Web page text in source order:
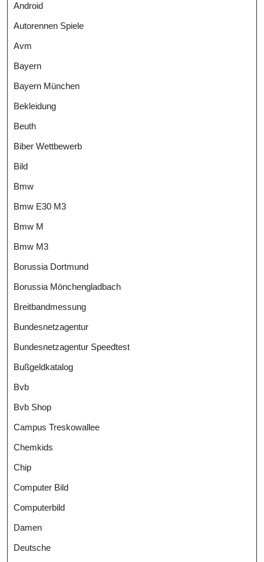
Android
Autorennen Spiele
Avm
Bayern
Bayern München
Bekleidung
Beuth
Biber Wettbewerb
Bild
Bmw
Bmw E30 M3
Bmw M
Bmw M3
Borussia Dortmund
Borussia Mönchengladbach
Breitbandmessung
Bundesnetzagentur
Bundesnetzagentur Speedtest
Bußgeldkatalog
Bvb
Bvb Shop
Campus Treskowallee
Chemkids
Chip
Computer Bild
Computerbild
Damen
Deutsche